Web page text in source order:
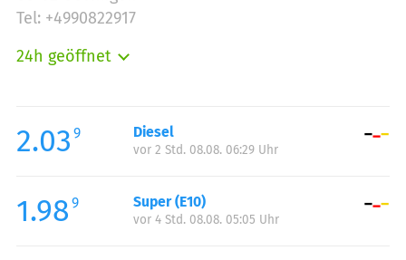
Tel: +4990822917
24h geöffnet
Mittwoch:
00:00-23:59
Donnerstag:
Samstag:
00:00-23:59
Sonntag:
2.03 9 Diesel
vor 2 Std. 08.08. 06:29 Uhr
1.98 9 Super (E10)
vor 4 Std. 08.08. 05:05 Uhr